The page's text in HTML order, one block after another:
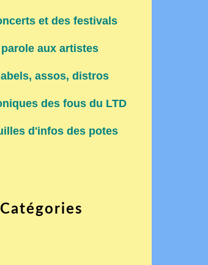
Catégories
et des festivals
parole aux artistes
assos, distros
des fous du LTD
d'infos des potes